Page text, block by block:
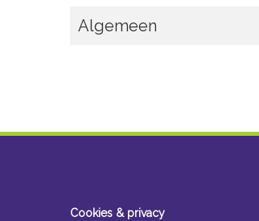
Algemeen
Cookies & privacy